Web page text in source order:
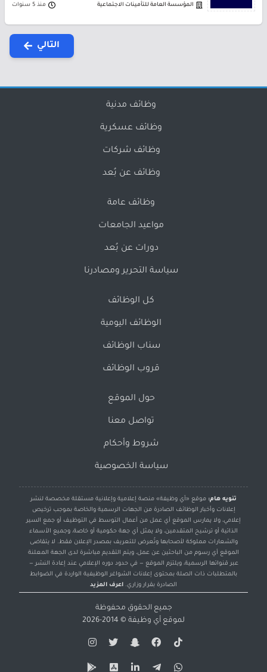
المؤسسة العامة للتأمينات الاجتماعية منذ 5 سنوات
التالي
وظائف مدنية
وظائف عسكرية
وظائف شركات
وظائف عن بُعد
وظائف عامة
مواعيد الجامعات
دورات عن بُعد
سياسة التحرير ومصادرنا
كل الوظائف
الوظائف اليومية
سناب الوظائف
قروب الوظائف
حول الموقع
تواصل معنا
شروط وأحكام
سياسة الخصوصية
تنويه هام: موقع «أي وظيفة» منصة إعلامية وإعلانية مستقلة مخصصة لنشر
إعلانات وأخبار الوظائف الصادرة من الجهات الرسمية والخاصة بموجب ترخيص
إعلامي، ولا يمارس الموقع أي عمل من أعمال التوسط في التوظيف أو جمع السير
الذاتية أو ترشيح المتقدمين، ولا يمثل أي جهة حكومية أو خاصة، وجميع الأسماء
والشعارات مملوكة لأصحابها وتُعرض للتعريف بمصدر الإعلان فقط. لا يتقاضى
الموقع أي رسوم من الباحثين عن عمل، ويتم التقديم مباشرة لدى الجهة المعلنة
عبر قنواتها الرسمية، ويلتزم الموقع — في حدود دوره الإعلامي عند إعادة النشر —
بالمتطلبات ذات الصلة بمحتوى إعلانات الشواغر الوظيفية الواردة في الضوابط
الصادرة بقرار وزاري. اعرف المزيد
جميع الحقوق محفوظة
لموقع أي وظيفة © 2014-2026